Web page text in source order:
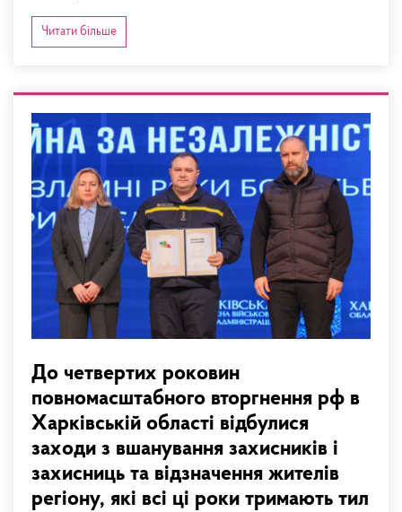
Читати більше
До четвертих роковин
повномасштабного вторгнення рф в
Харківській області відбулися
заходи з вшанування захисників і
захисниць та відзначення жителів
регіону, які всі ці роки тримають тил